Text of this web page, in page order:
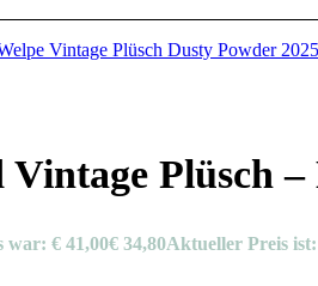
Plüsch
war: € 41,00€ 34,80Aktueller Preis ist: